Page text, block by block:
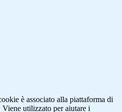
è associato alla piattaforma di
utilizzato per aiutare i